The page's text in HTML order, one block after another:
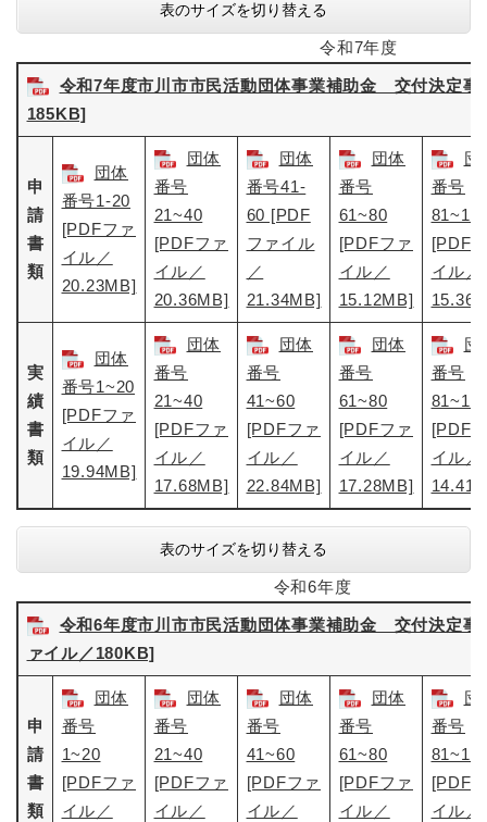
表のサイズを切り替える
令和7年度
令和7年度市川市市民活動団体事業補助金 交付決定事
185KB]
申
請
書
類
団体
番号1-20
[PDFファ
イル／
20.23MB]
団体
番号
21~40
[PDFファ
イル／
20.36MB]
団体
番号41-
60 [PDF
ファイル
／
21.34MB]
団体
番号
61~80
[PDFファ
イル／
15.12MB]
団
番号
[PDF
イル／
実
績
書
類
団体
番号1~20
[PDFファ
イル／
19.94MB]
団体
番号
21~40
[PDFファ
イル／
17.68MB]
団体
番号
41~60
[PDFファ
イル／
22.84MB]
団体
番号
61~80
[PDFファ
イル／
17.28MB]
団
番号
[PDF
イル／
表のサイズを切り替える
令和6年度
令和6年度市川市市民活動団体事業補助金 交付決定事
ァイル／180KB]
申
請
書
類
団体
番号
1~20
[PDFファ
イル／
団体
番号
21~40
[PDFファ
イル／
団体
番号
41~60
[PDFファ
イル／
団体
番号
61~80
[PDFファ
イル／
団
番号
[PDF
イル／